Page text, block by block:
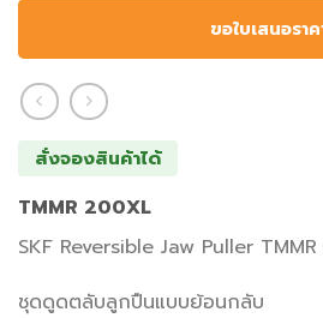
ขอใบเสนอราค
สั่งจองสินค้าได้
TMMR 200XL
SKF Reversible Jaw Puller
ชุดดูดตลับลูกปืนแบบย้อนกลับ